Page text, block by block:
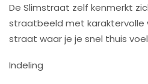
De Slimstraat zelf kenmerkt
straatbeeld met karaktervolle
straat waar je je snel thuis
Indeling